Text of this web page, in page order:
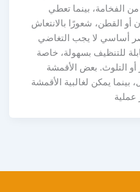
بينما تعطي
القطن، شعورًا بالانتعاش
أساسي لا يجب التغاضي
للتنظيف بسهولة، خاصة
التلوث. بعض الأقمشة
يمكن لغالبية الأقمشة